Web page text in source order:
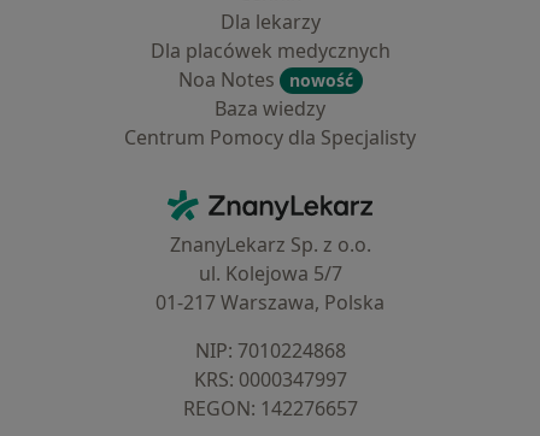
Dla lekarzy
Dla placówek medycznych
Noa Notes
nowość
Baza wiedzy
Centrum Pomocy dla Specjalisty
ZnanyLekarz - Strona główna
ZnanyLekarz Sp. z o.o.
ul. Kolejowa 5/7
01-217 Warszawa, Polska
NIP: ⁠7010224868
KRS: ⁠0000347997
REGON: ⁠142276657